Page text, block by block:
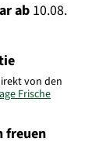
ab 10.08.
von den
Frische
freuen